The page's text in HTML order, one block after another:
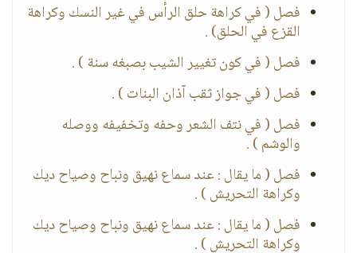
فصل ( في كراهة حلق الرأس في غير النسك وكراهة
القزع في الحلق) .
فصل ( في كون تغيير الشيب بصبغه سنة ) .
فصل ( في جواز ثقب آذان البنات ) .
فصل ( في نتف الشعر وحفه وتخفيفه ووصله
والوشم ) .
فصل ( ما يقال : عند سماع نهيق ونباح وصياح ديك
وكراهة التحريش ) .
فصل ( ما يقال : عند سماع نهيق ونباح وصياح ديك
وكراهة التحريش ) .